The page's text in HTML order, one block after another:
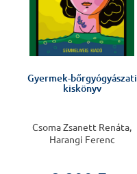
Gyermek-bőrgyógyászati
kiskönyv
Csoma Zsanett Renáta,
Harangi Ferenc